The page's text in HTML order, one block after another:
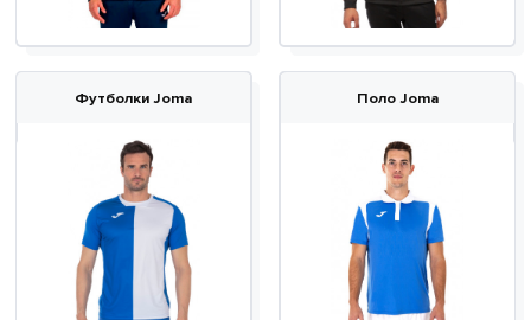
Футболки Joma Поло Joma